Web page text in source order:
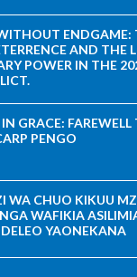
ENDGAME:
AND THE
POWER IN THE
IN GRACE:
PENGO
WA CHUO KIKUU
WAFIKIA
YAONEKANA